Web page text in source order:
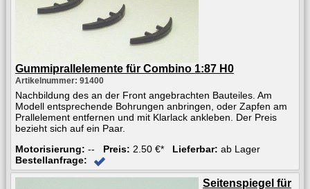
Gummiprallelemente für Combino 1:87 H0
Artikelnummer: 91400
Nachbildung des an der Front angebrachten Bauteiles. Am
Modell entsprechende Bohrungen anbringen, oder Zapfen am
Prallelement entfernen und mit Klarlack ankleben. Der Preis
bezieht sich auf ein Paar.
Motorisierung: -- Preis: 2.50 €* Lieferbar: ab Lager
Bestellanfrage:
Seitenspiegel für